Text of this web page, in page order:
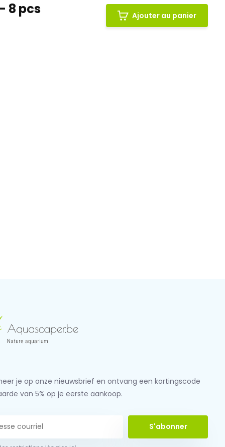
8 pcs Ajouter au panier
je op onze nieuwsbrief en ontvang een kortingscode
van 5% op je eerste aankoop.
S'abonner